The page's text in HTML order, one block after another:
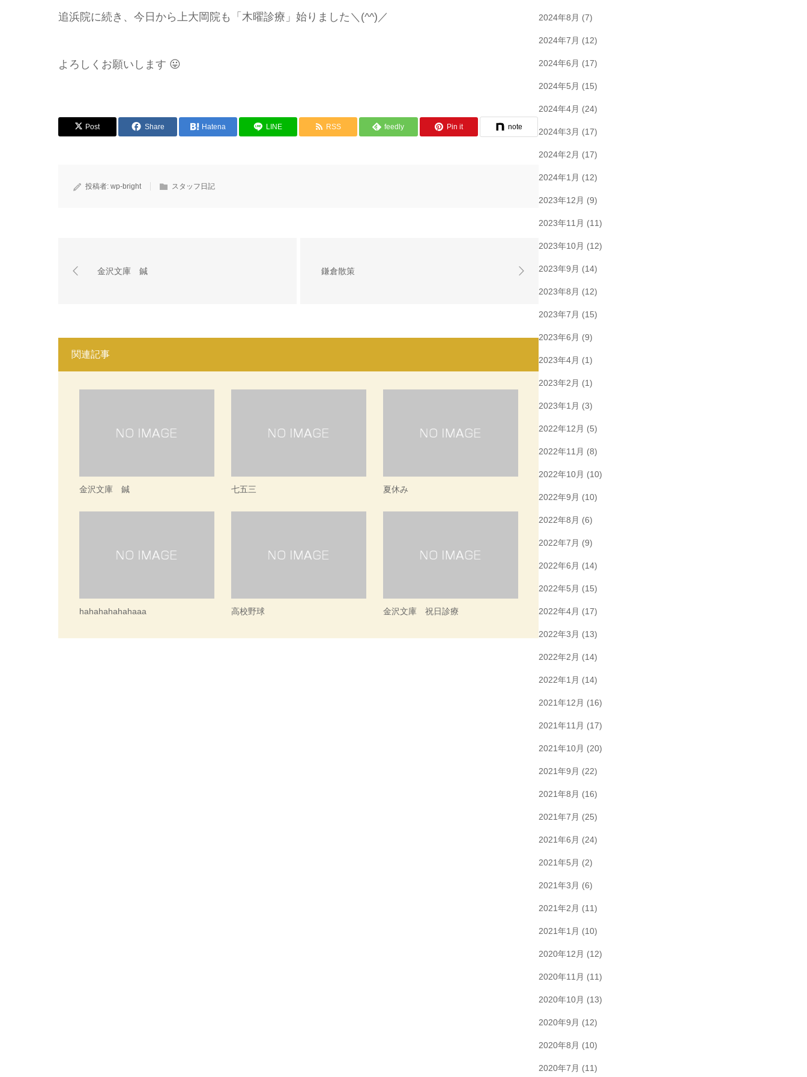
追浜院に続き、今日から上大岡院も「木曜診療」始りました＼(^^)／
よろしくお願いします 😛
Post Share Hatena LINE RSS feedly Pin it note
投稿者: wp-bright スタッフ日記
金沢文庫 鍼 鎌倉散策
関連記事
金沢文庫 鍼 七五三 夏休み
hahahahahahaaa 高校野球 金沢文庫 祝日診療
2024年8月 (7)
2024年7月 (12)
2024年6月 (17)
2024年5月 (15)
2024年4月 (24)
2024年3月 (17)
2024年2月 (17)
2024年1月 (12)
2023年12月 (9)
2023年11月 (11)
2023年10月 (12)
2023年9月 (14)
2023年8月 (12)
2023年7月 (15)
2023年6月 (9)
2023年4月 (1)
2023年2月 (1)
2023年1月 (3)
2022年12月 (5)
2022年11月 (8)
2022年10月 (10)
2022年9月 (10)
2022年8月 (6)
2022年7月 (9)
2022年6月 (14)
2022年5月 (15)
2022年4月 (17)
2022年3月 (13)
2022年2月 (14)
2022年1月 (14)
2021年12月 (16)
2021年11月 (17)
2021年10月 (20)
2021年9月 (22)
2021年8月 (16)
2021年7月 (25)
2021年6月 (24)
2021年5月 (2)
2021年3月 (6)
2021年2月 (11)
2021年1月 (10)
2020年12月 (12)
2020年11月 (11)
2020年10月 (13)
2020年9月 (12)
2020年8月 (10)
2020年7月 (11)